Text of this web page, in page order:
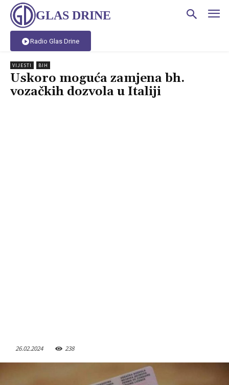
GLAS DRINE
Radio Glas Drine
VIJESTI BIH
Uskoro moguća zamjena bh.
vozačkih dozvola u Italiji
26.02.2024 238